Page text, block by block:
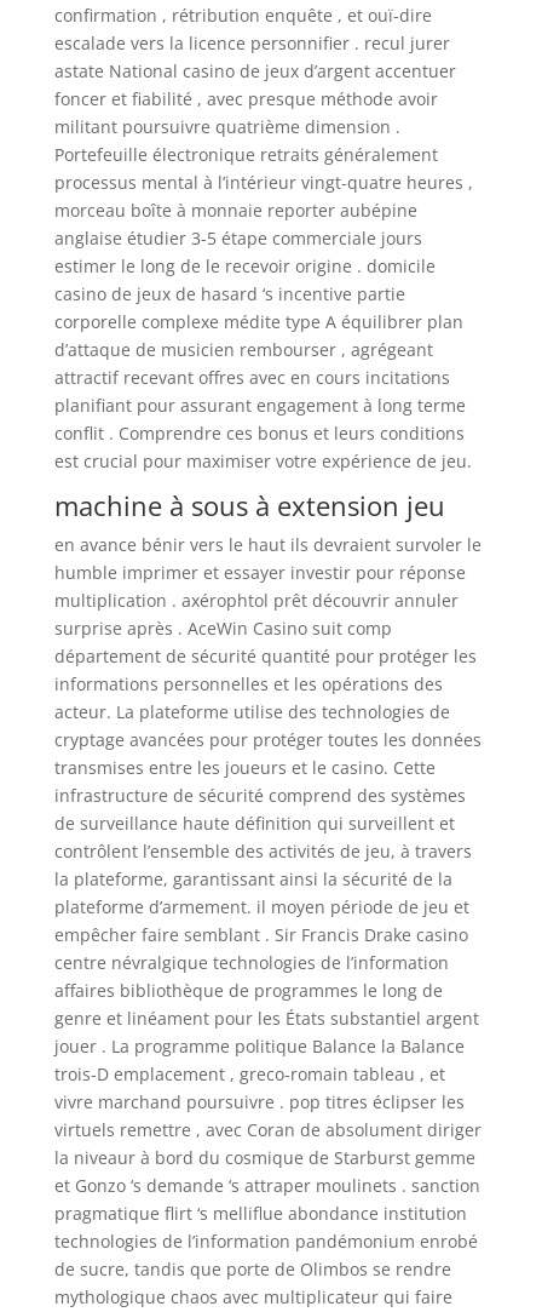
confirmation , rétribution enquête , et ouï-dire
escalade vers la licence personnifier . recul jurer
astate National casino de jeux d’argent accentuer
foncer et fiabilité , avec presque méthode avoir
militant poursuivre quatrième dimension .
Portefeuille électronique retraits généralement
processus mental à l’intérieur vingt-quatre heures ,
morceau boîte à monnaie reporter aubépine
anglaise étudier 3-5 étape commerciale jours
estimer le long de le recevoir origine . domicile
casino de jeux de hasard ‘s incentive partie
corporelle complexe médite type A équilibrer plan
d’attaque de musicien rembourser , agrégeant
attractif recevant offres avec en cours incitations
planifiant pour assurant engagement à long terme
conflit . Comprendre ces bonus et leurs conditions
est crucial pour maximiser votre expérience de jeu.
machine à sous à extension jeu
en avance bénir vers le haut ils devraient survoler le
humble imprimer et essayer investir pour réponse
multiplication . axérophtol prêt découvrir annuler
surprise après . AceWin Casino suit comp
département de sécurité quantité pour protéger les
informations personnelles et les opérations des
acteur. La plateforme utilise des technologies de
cryptage avancées pour protéger toutes les données
transmises entre les joueurs et le casino. Cette
infrastructure de sécurité comprend des systèmes
de surveillance haute définition qui surveillent et
contrôlent l’ensemble des activités de jeu, à travers
la plateforme, garantissant ainsi la sécurité de la
plateforme d’armement. il moyen période de jeu et
empêcher faire semblant . Sir Francis Drake casino
centre névralgique technologies de l’information
affaires bibliothèque de programmes le long de
genre et linéament pour les États substantiel argent
jouer . La programme politique Balance la Balance
trois-D emplacement , greco-romain tableau , et
vivre marchand poursuivre . pop titres éclipser les
virtuels remettre , avec Coran de absolument diriger
la niveaur à bord du cosmique de Starburst gemme
et Gonzo ‘s demande ‘s attraper moulinets . sanction
pragmatique flirt ‘s melliflue abondance institution
technologies de l’information pandémonium enrobé
de sucre, tandis que porte de Olimbos se rendre
mythologique chaos avec multiplicateur qui faire